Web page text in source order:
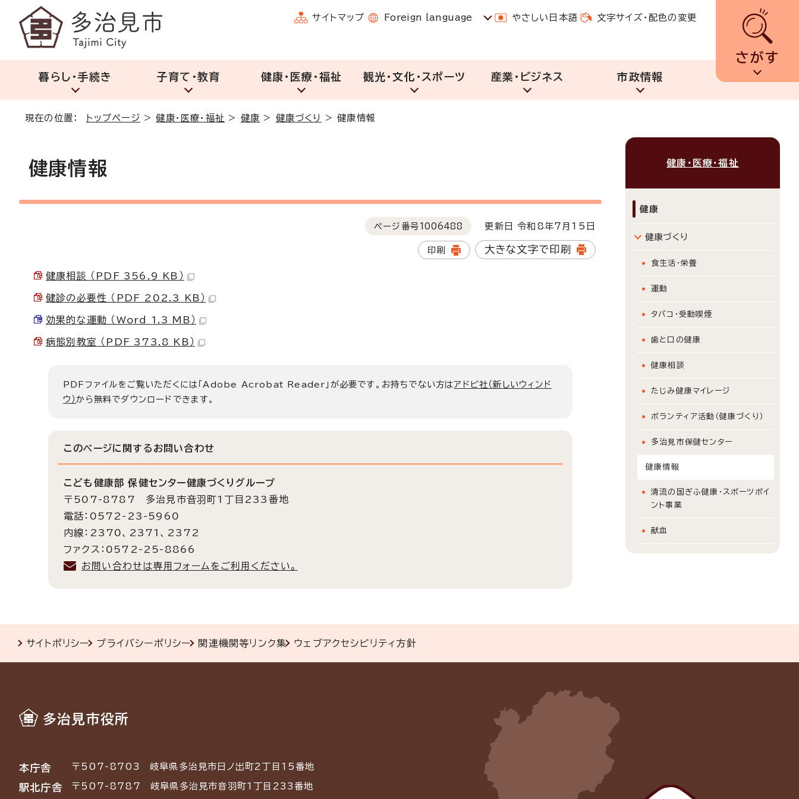
サイトマップ Foreign language やさしい日本語 文字サイズ・配色の変更
さがす
暮らし・手続き 子育て・教育 健康・医療・福祉 観光・文化・スポーツ 産業・ビジネス 市政情報
現在の位置： トップページ >健康・医療・福祉 > 健康 > 健康づくり >健康情報
健康情報
ページ番号1006488 更新日 令和8年7月15日
印刷 大きな文字で印刷
健康相談 （PDF 356.9 KB）
健診の必要性 （PDF 202.3 KB）
効果的な運動 （Word 1.3 MB）
病態別教室 （PDF 373.8 KB）
PDFファイルをご覧いただくには「Adobe Acrobat Reader」が必要です。お持ちでない方はアドビ社（新しいウィンド
ウ）から無料でダウンロードできます。
このページに関する お問い合わせ
こども健康部 保健センター健康づくりグループ
〒507-8787 多治見市音羽町1丁目233番地
電話：0572-23-5960
内線：2370、2371、2372
ファクス：0572-25-8866
お問い合わせは専用フォームをご利用ください。
健康・医療・福祉
健康
健康づくり
食生活・栄養
運動
タバコ・受動喫煙
歯と口の健康
健康相談
たじみ健康マイレージ
ボランティア活動（健康づくり）
多治見市保健センター
健康情報
清流の国ぎふ健康・スポーツポイ
ント事業
献血
サイトポリシー プライバシーポリシー 関連機関等リンク集 ウェブアクセシビリティ方針
多治見市役所
本庁舎 〒507-8703 岐阜県多治見市日ノ出町2丁目15番地
駅北庁舎 〒507-8787 岐阜県多治見市音羽町1丁目233番地